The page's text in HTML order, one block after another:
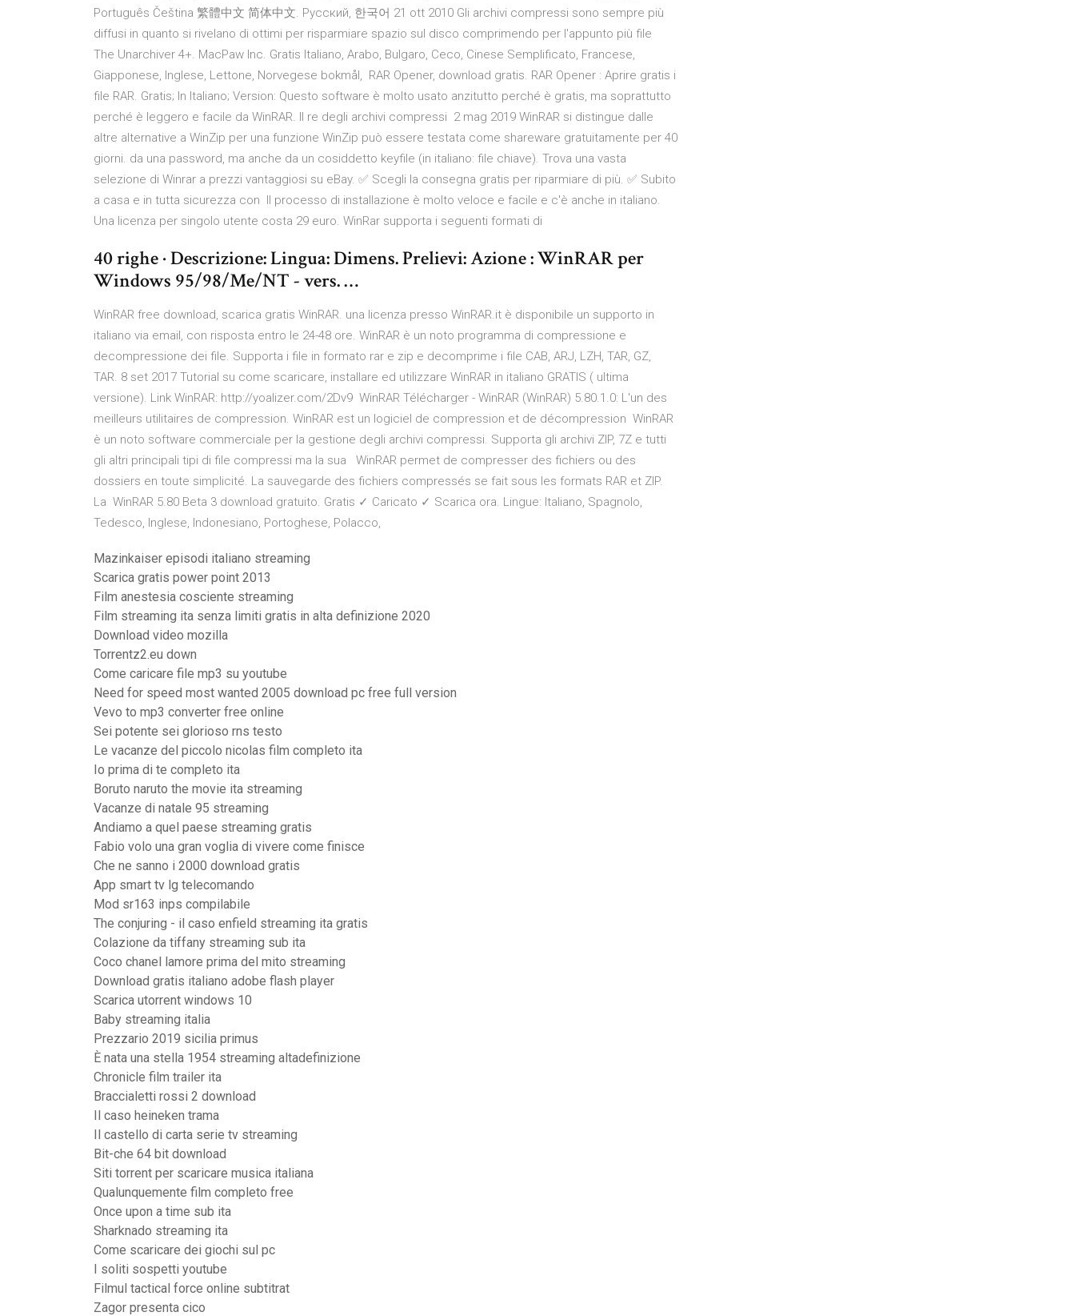
Português Čeština 繁體中文 简体中文. Pусский, 한국어 21 ott 2010 Gli archivi compressi sono sempre più
diffusi in quanto si rivelano di ottimi per risparmiare spazio sul disco comprimendo per l'appunto più file
The Unarchiver 4+. MacPaw Inc. Gratis Italiano, Arabo, Bulgaro, Ceco, Cinese Semplificato, Francese,
Giapponese, Inglese, Lettone, Norvegese bokmål, RAR Opener, download gratis. RAR Opener : Aprire gratis i
file RAR. Gratis; In Italiano; Version: Questo software è molto usato anzitutto perché è gratis, ma soprattutto
perché è leggero e facile da WinRAR. Il re degli archivi compressi 2 mag 2019 WinRAR si distingue dalle
altre alternative a WinZip per una funzione WinZip può essere testata come shareware gratuitamente per 40
giorni. da una password, ma anche da un cosiddetto keyfile (in italiano: file chiave). Trova una vasta
selezione di Winrar a prezzi vantaggiosi su eBay. ✅ Scegli la consegna gratis per riparmiare di più. ✅ Subito
a casa e in tutta sicurezza con Il processo di installazione è molto veloce e facile e c'è anche in italiano.
Una licenza per singolo utente costa 29 euro. WinRar supporta i seguenti formati di
40 righe · Descrizione: Lingua: Dimens. Prelievi: Azione : WinRAR per
Windows 95/98/Me/NT - vers. …
WinRAR free download, scarica gratis WinRAR. una licenza presso WinRAR.it è disponibile un supporto in
italiano via email, con risposta entro le 24-48 ore. WinRAR è un noto programma di compressione e
decompressione dei file. Supporta i file in formato rar e zip e decomprime i file CAB, ARJ, LZH, TAR, GZ,
TAR. 8 set 2017 Tutorial su come scaricare, installare ed utilizzare WinRAR in italiano GRATIS ( ultima
versione). Link WinRAR: http://yoalizer.com/2Dv9 WinRAR Télécharger - WinRAR (WinRAR) 5.80.1.0: L'un des
meilleurs utilitaires de compression. WinRAR est un logiciel de compression et de décompression WinRAR
è un noto software commerciale per la gestione degli archivi compressi. Supporta gli archivi ZIP, 7Z e tutti
gli altri principali tipi di file compressi ma la sua WinRAR permet de compresser des fichiers ou des
dossiers en toute simplicité. La sauvegarde des fichiers compressés se fait sous les formats RAR et ZIP.
La WinRAR 5.80 Beta 3 download gratuito. Gratis ✓ Caricato ✓ Scarica ora. Lingue: Italiano, Spagnolo,
Tedesco, Inglese, Indonesiano, Portoghese, Polacco,
Mazinkaiser episodi italiano streaming
Scarica gratis power point 2013
Film anestesia cosciente streaming
Film streaming ita senza limiti gratis in alta definizione 2020
Download video mozilla
Torrentz2.eu down
Come caricare file mp3 su youtube
Need for speed most wanted 2005 download pc free full version
Vevo to mp3 converter free online
Sei potente sei glorioso rns testo
Le vacanze del piccolo nicolas film completo ita
Io prima di te completo ita
Boruto naruto the movie ita streaming
Vacanze di natale 95 streaming
Andiamo a quel paese streaming gratis
Fabio volo una gran voglia di vivere come finisce
Che ne sanno i 2000 download gratis
App smart tv lg telecomando
Mod sr163 inps compilabile
The conjuring - il caso enfield streaming ita gratis
Colazione da tiffany streaming sub ita
Coco chanel lamore prima del mito streaming
Download gratis italiano adobe flash player
Scarica utorrent windows 10
Baby streaming italia
Prezzario 2019 sicilia primus
È nata una stella 1954 streaming altadefinizione
Chronicle film trailer ita
Braccialetti rossi 2 download
Il caso heineken trama
Il castello di carta serie tv streaming
Bit-che 64 bit download
Siti torrent per scaricare musica italiana
Qualunquemente film completo free
Once upon a time sub ita
Sharknado streaming ita
Come scaricare dei giochi sul pc
I soliti sospetti youtube
Filmul tactical force online subtitrat
Zagor presenta cico